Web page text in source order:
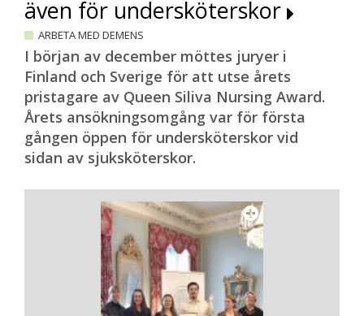
även för undersköterskor
ARBETA MED DEMENS
I början av december möttes juryer i
Finland och Sverige för att utse årets
pristagare av Queen Siliva Nursing Award.
Årets ansökningsomgång var för första
gången öppen för undersköterskor vid
sidan av sjuksköterskor.